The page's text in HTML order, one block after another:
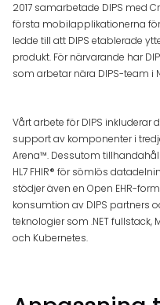
2017 samarbetade DIPS med
första mobilapplikationerna
ledde till att DIPS etablerade
produkt. För närvarande har
som arbetar nära DIPS-team i
Vårt arbete för DIPS inkluderar
support av komponenter i
Arena™. Dessutom
HL7 FHIR® för sömlös
stödjer även en Open EHR-
konsumtion av DIPS partners
teknologier som .NET fullstack,
och Kubernetes.